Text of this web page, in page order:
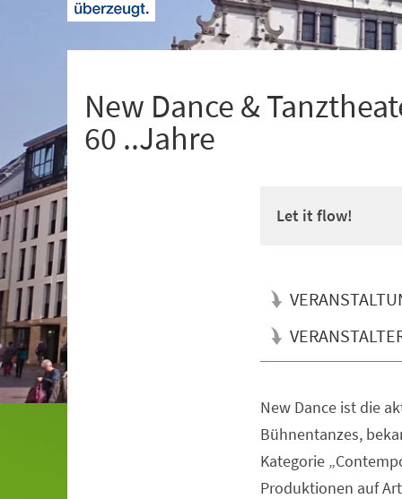
New Dance &
60 ..Jahre
Let it flow!
New Dance ist die
Bühnentanzes,
Kategorie
Produktionen auf